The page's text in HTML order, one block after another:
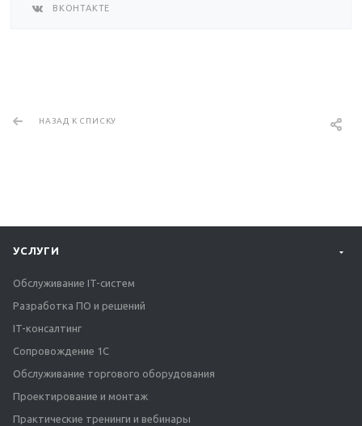
ВКОНТАКТЕ
НАЗАД К СПИСКУ
УСЛУГИ
Обслуживание IT-систем
Разработка ПО и решений
IT-консалтинг
Сопровождение 1С
Обслуживание торгового оборудования
Проектирование и монтаж
Практические тренинги и вебинары